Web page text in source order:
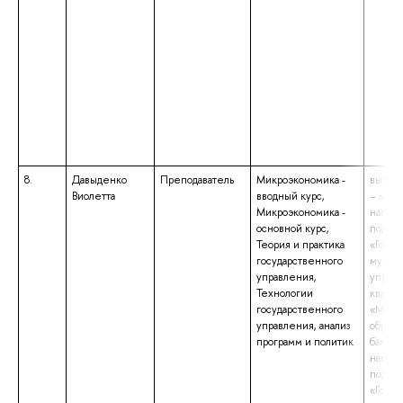
8.
Давыденко
Виолетта
Преподаватель
Микроэкономика -
вводный курс,
Микроэкономика -
основной курс,
Теория и практика
государственного
управления,
Технологии
государственного
управления, анализ
программ и политик
–